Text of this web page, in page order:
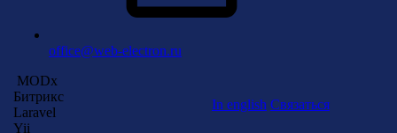
office@web-electron.ru
MODx
Битрикс
Laravel
Yii
In english Связаться